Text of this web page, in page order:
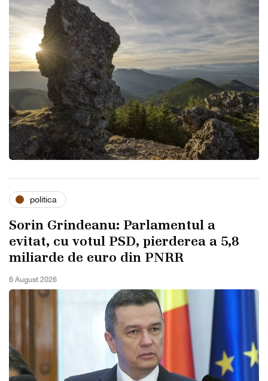
politica
Sorin Grindeanu: Parlamentul a
evitat, cu votul PSD, pierderea a 5,8
miliarde de euro din PNRR
6 August 2026